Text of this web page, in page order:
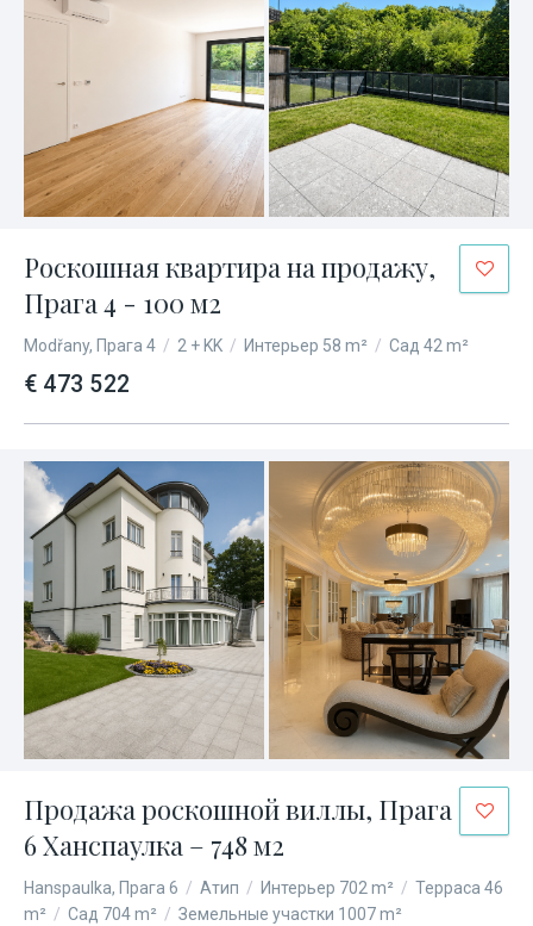
Роскошная квартира на продажу,
Прага 4 - 100 м2
Modřany, Прага 4 / 2 + KK / Интерьер 58 m² / Сад 42 m²
€ 473 522
Продажа роскошной виллы, Прага
6 Ханспаулка – 748 м2
Hanspaulka, Прага 6 / Атип / Интерьер 702 m² / Терраса 46
m² / Сад 704 m² / Земельные участки 1007 m²